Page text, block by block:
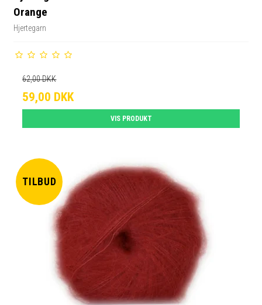
Orange
Hjertegarn
62,00 DKK
59,00 DKK
VIS PRODUKT
TILBUD